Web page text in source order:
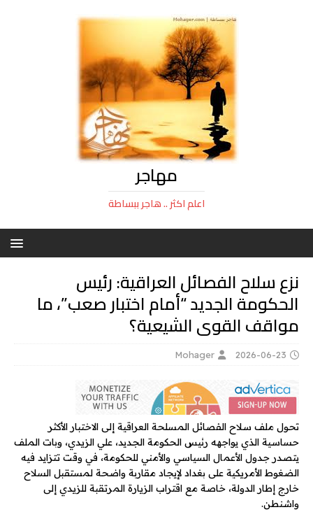
مهاجر
اعلم اكثر .. هاجر ببساطة
نزع سلاح الفصائل العراقية: رئيس
الحكومة الجديد “أمام اختبار صعب”، ما
مواقف القوى الشيعية؟
2026-06-23
Mohager
تحول ملف سلاح الفصائل المسلحة العراقية إلى الاختبار الأكثر
حساسية الذي يواجهه رئيس الحكومة الجديد، علي الزيدي، وبات الملف
يتصدر جدول الأعمال السياسي والأمني للحكومة، في وقت تتزايد فيه
الضغوط الأمريكية على بغداد لإيجاد مقاربة واضحة لمستقبل السلاح
خارج إطار الدولة، خاصة مع اقتراب الزيارة المرتقبة للزيدي إلى
واشنطن.